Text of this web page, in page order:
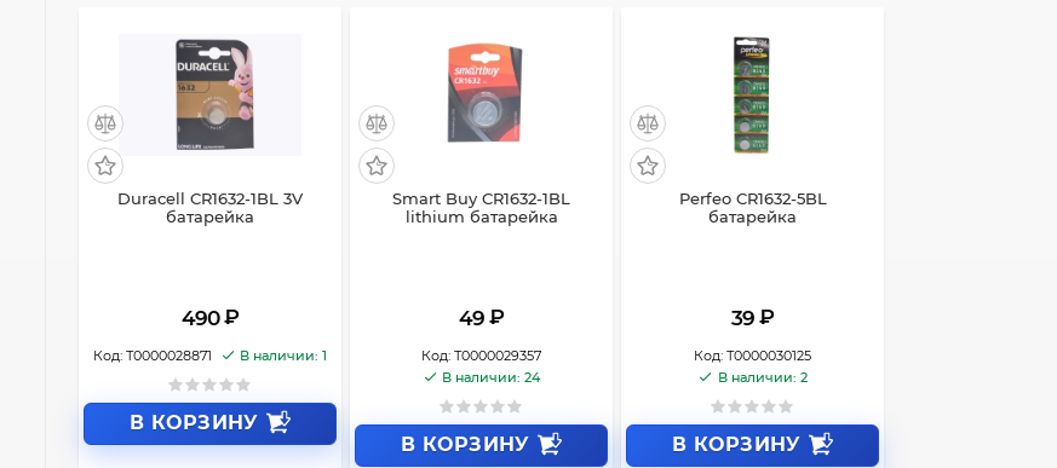
Duracell CR1632-1BL 3V
батарейка
490 ₽
Код: Т0000028871 В наличии: 1
В КОРЗИНУ
Smart Buy CR1632-1BL
lithium батарейка
49 ₽
Код: Т0000029357
В наличии: 24
В КОРЗИНУ
Perfeo CR1632-5BL
батарейка
39 ₽
Код: Т0000030125
В наличии: 2
В КОРЗИНУ